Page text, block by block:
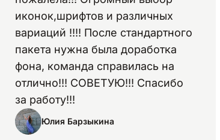
иконок,шрифтов и различных
вариаций !!!! После стандартного
пакета нужна была доработка
фона, команда справилась на
отлично!!! СОВЕТУЮ!!! Спасибо
за работу!!!
Юлия Барзыкина